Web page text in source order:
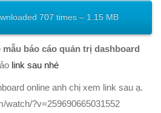
707 times – 1.15 MB
báo cáo quản trị dashboard
link sau nhé
online anh chị xem link sau ạ.
watch/?v=259690665031552